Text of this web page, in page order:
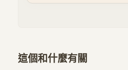
這個和什麼有關